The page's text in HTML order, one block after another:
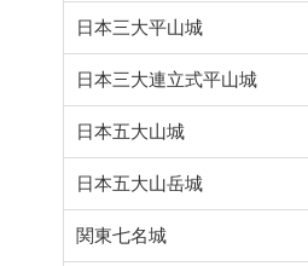
日本三大平山城
日本三大連立式平山城
日本五大山城
日本五大山岳城
関東七名城